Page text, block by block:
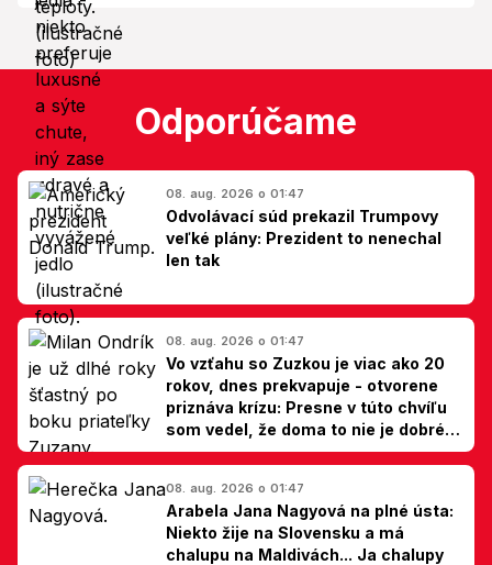
Odporúčame
08. aug. 2026 o 01:47
Odvolávací súd prekazil Trumpovy
veľké plány: Prezident to nenechal
len tak
08. aug. 2026 o 01:47
Vo vzťahu so Zuzkou je viac ako 20
rokov, dnes prekvapuje - otvorene
priznáva krízu: Presne v túto chvíľu
som vedel, že doma to nie je dobré,
hovorí Milan Ondrík
08. aug. 2026 o 01:47
Arabela Jana Nagyová na plné ústa:
Niekto žije na Slovensku a má
chalupu na Maldivách... Ja chalupy